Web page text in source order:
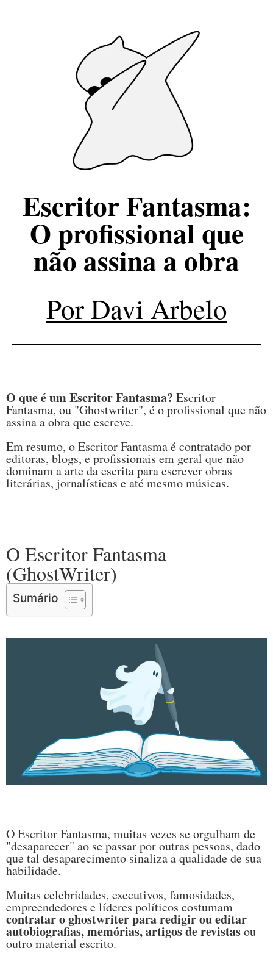
Escritor Fantasma:
O profissional que
não assina a obra
Por Davi Arbelo
O que é um Escritor Fantasma? Escritor
Fantasma, ou "Ghostwriter", é o profissional que não
assina a obra que escreve.
Em resumo, o Escritor Fantasma é contratado por
editoras, blogs, e profissionais em geral que não
dominam a arte da escrita para escrever obras
literárias, jornalísticas e até mesmo músicas.
O Escritor Fantasma
(GhostWriter)
Sumário
O Escritor Fantasma, muitas vezes se orgulham de
"desaparecer" ao se passar por outras pessoas, dado
que tal desaparecimento sinaliza a qualidade de sua
habilidade.
Muitas celebridades, executivos, famosidades,
empreendedores e líderes políticos costumam
contratar o ghostwriter para redigir ou editar
autobiografias, memórias, artigos de revistasou
outro material escrito.